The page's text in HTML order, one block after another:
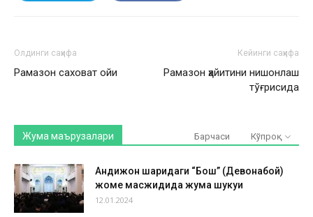
Олдинги саҳифа
Рамазон саховат ойи
Кейинги саҳифа
Рамазон ҳайитини нишонлаш
тўғрисида
Жума маърузалари Барчаси Кўпроқ
Андижон шаҳридаги “Бош” (Девонабой)
жоме масжидида жума шукуҳи
12.01.2024